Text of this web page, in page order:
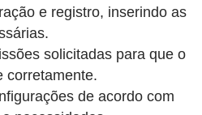
e registro, inserindo as
solicitadas para que o
corretamente.
de acordo com